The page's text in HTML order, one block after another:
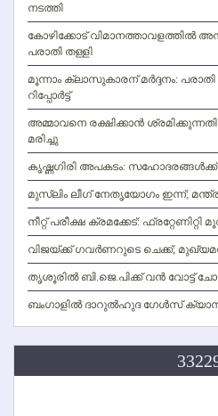
നടത്തി
കോഴിക്കോട് വിമാനത്താവളത്തില്‍
പരാതി തള്ളി
മൂന്നാം ക്ലാസുകാരന് മര്‍ദ്ദനം:
റിപ്പോര്‍ട്ട്
അമ്മാവനെ രക്ഷിക്കാന്‍
മരിച്ചു
കൃഷ്ണഗിരി അപകടം:
മുസ്ലിം ലീഗ് നേതൃയോഗം ഇന്ന്;
നീറ്റ് പരീക്ഷ ക്രമക്കേട്: ഫ്രറ്റേണിറ്റി
വിജയ്ക്ക് ഗവര്‍ണറുടെ ചെക്ക്;
തൃശൂരില്‍ ബി.ജെ.പിക്ക് വന്‍ വോട്ട്
ബംഗാളില്‍ ദാറുല്‍ഹുദ ഗേള്‍സ്